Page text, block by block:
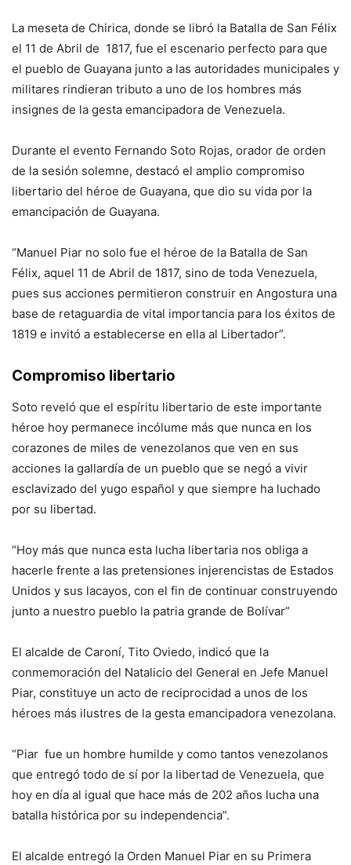
La meseta de Chirica, donde se libró la Batalla de San Félix
el 11 de Abril de 1817, fue el escenario perfecto para que
el pueblo de Guayana junto a las autoridades municipales y
militares rindieran tributo a uno de los hombres más
insignes de la gesta emancipadora de Venezuela.
Durante el evento Fernando Soto Rojas, orador de orden
de la sesión solemne, destacó el amplio compromiso
libertario del héroe de Guayana, que dio su vida por la
emancipación de Guayana.
“Manuel Piar no solo fue el héroe de la Batalla de San
Félix, aquel 11 de Abril de 1817, sino de toda Venezuela,
pues sus acciones permitieron construir en Angostura una
base de retaguardia de vital importancia para los éxitos de
1819 e invitó a establecerse en ella al Libertador”.
Compromiso libertario
Soto reveló que el espíritu libertario de este importante
héroe hoy permanece incólume más que nunca en los
corazones de miles de venezolanos que ven en sus
acciones la gallardía de un pueblo que se negó a vivir
esclavizado del yugo español y que siempre ha luchado
por su libertad.
“Hoy más que nunca esta lucha libertaria nos obliga a
hacerle frente a las pretensiones injerencistas de Estados
Unidos y sus lacayos, con el fin de continuar construyendo
junto a nuestro pueblo la patria grande de Bolívar”
El alcalde de Caroní, Tito Oviedo, indicó que la
conmemoración del Natalicio del General en Jefe Manuel
Piar, constituye un acto de reciprocidad a unos de los
héroes más ilustres de la gesta emancipadora venezolana.
“Piar fue un hombre humilde y como tantos venezolanos
que entregó todo de sí por la libertad de Venezuela, que
hoy en día al igual que hace más de 202 años lucha una
batalla histórica por su independencia”.
El alcalde entregó la Orden Manuel Piar en su Primera